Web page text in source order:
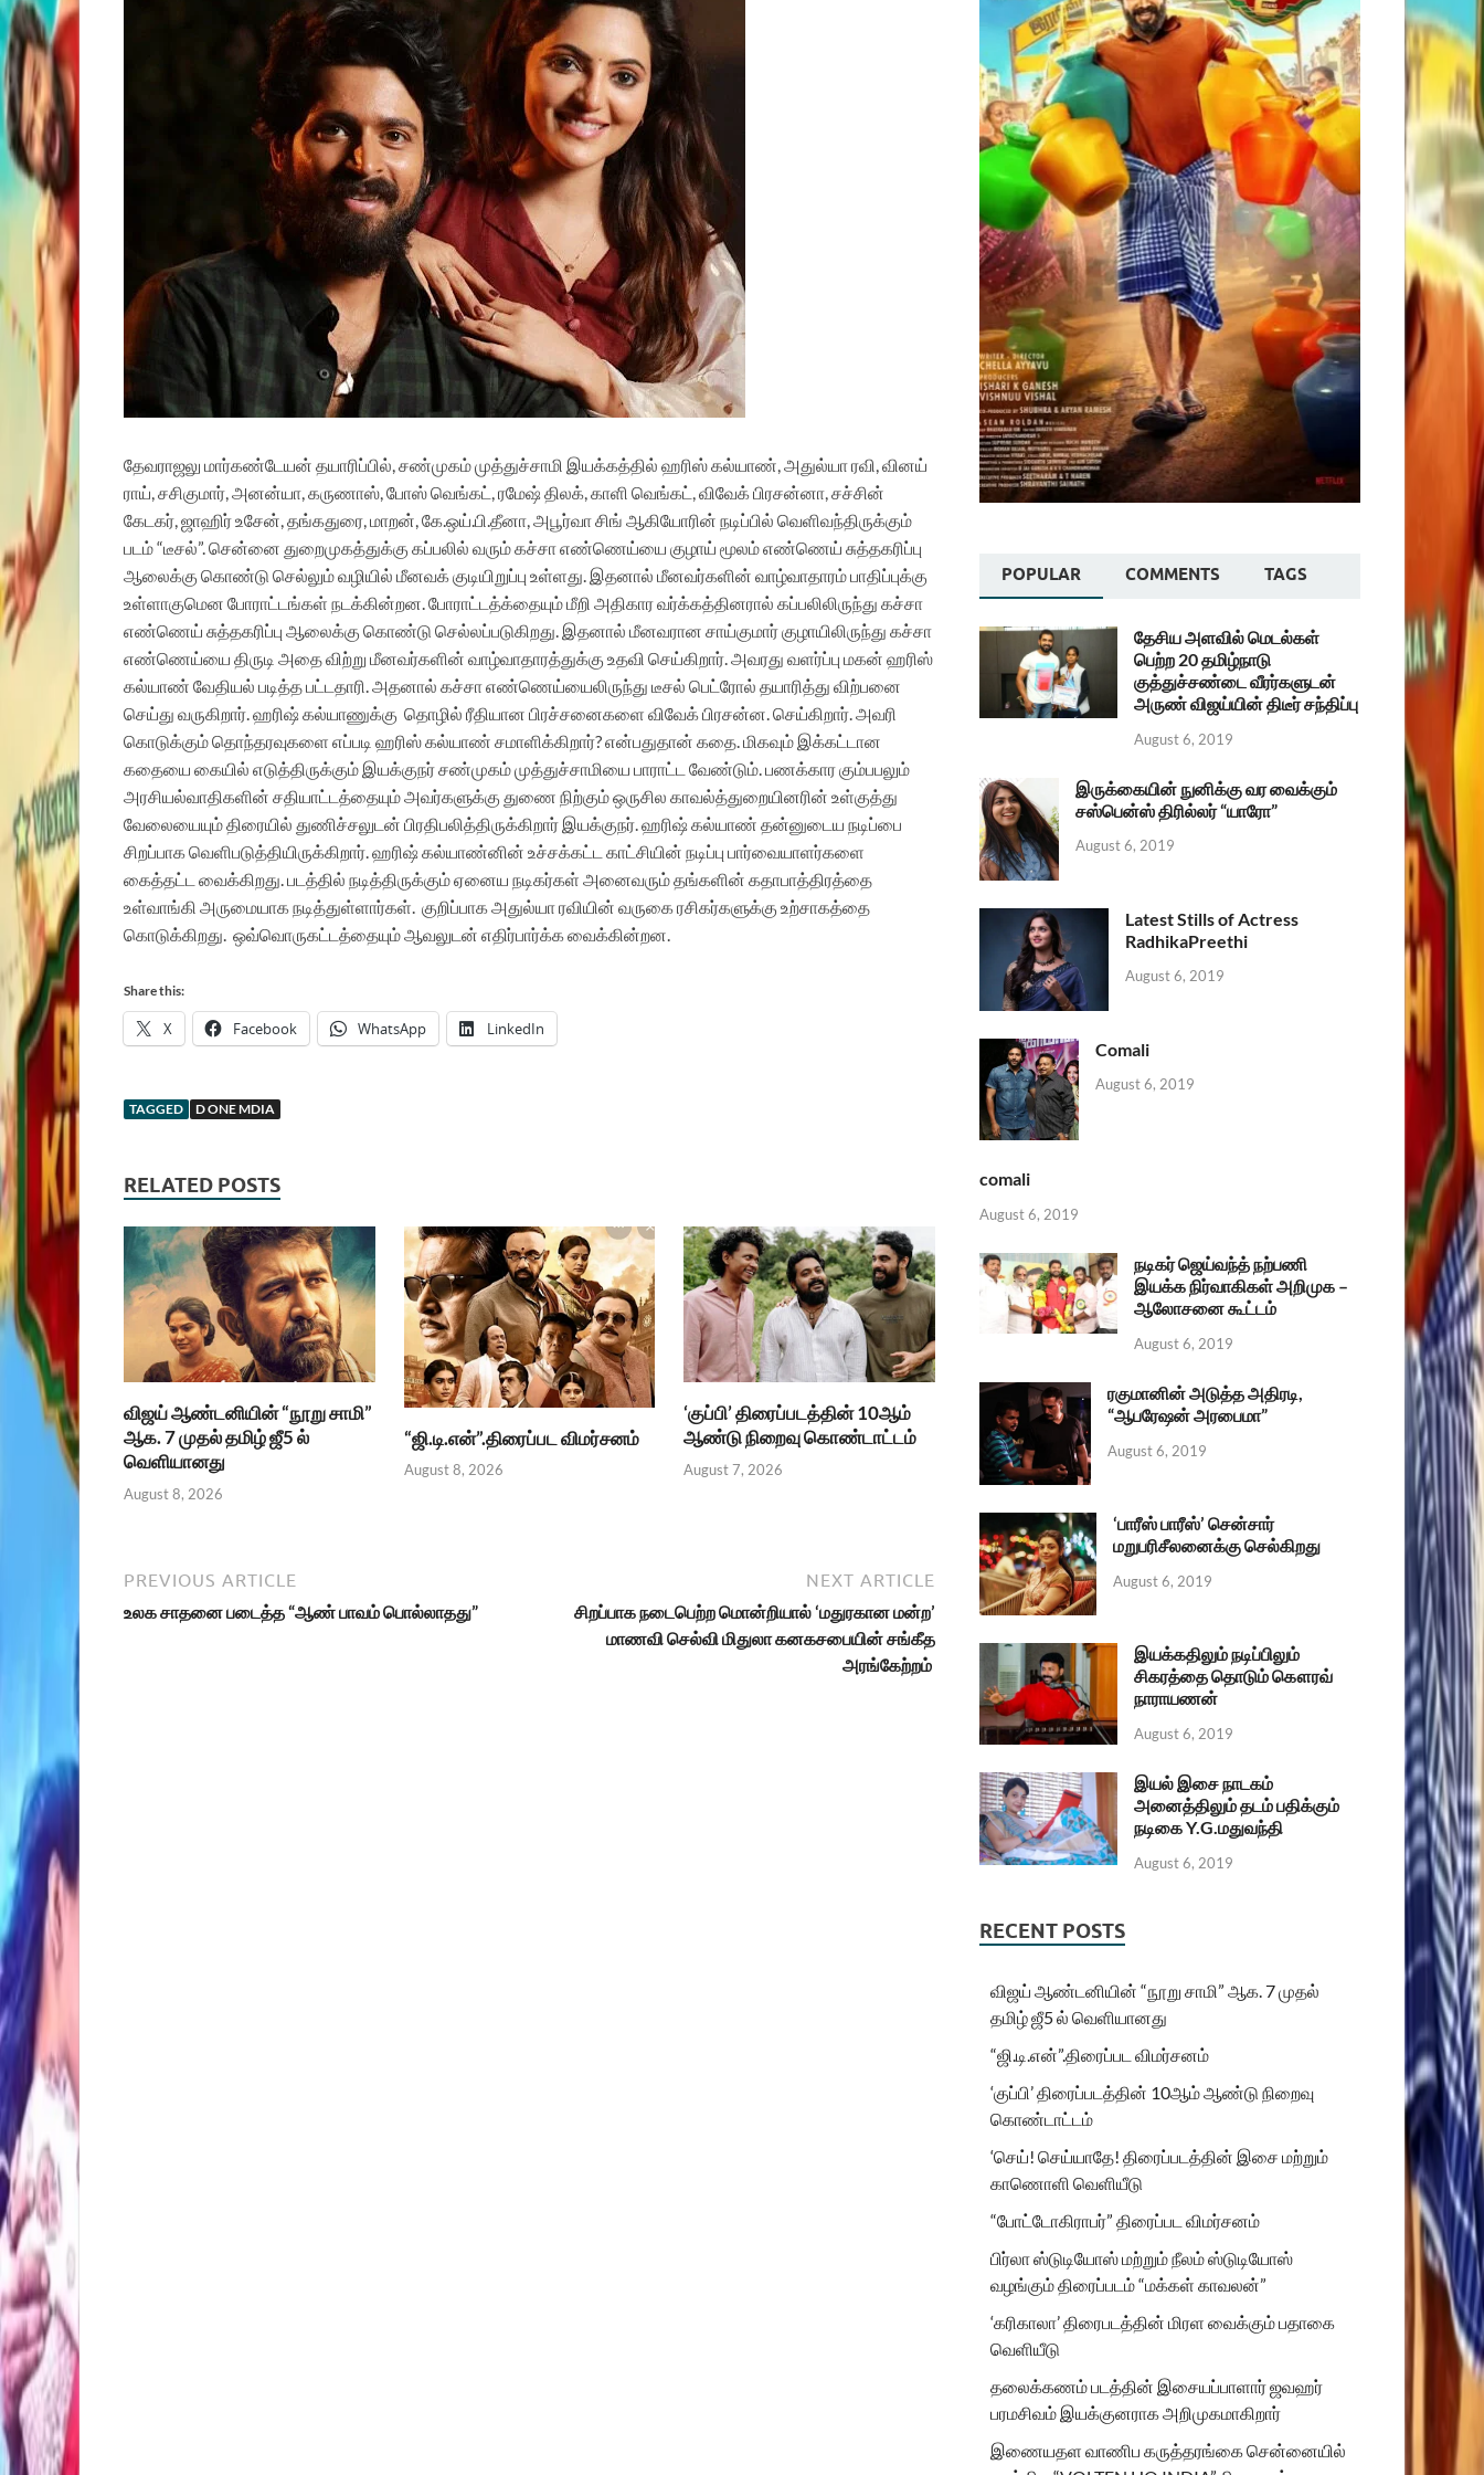
தேவராஜலு மார்கண்டேயன் தயாரிப்பில், சண்முகம் முத்துச்சாமி இயக்கத்தில் ஹரிஸ்கல்யாண், அதுல்யா ரவி, வினய்
ராய், சசிகுமார், அனன்யா, கருணாஸ், போஸ் வெங்கட், ரமேஷ் திலக், காளி வெங்கட், விவேக் பிரசன்னா, சச்சின்
கேடகர், ஜாஹிர் உசேன், தங்கதுரை, மாறன், கே.ஒய்.பி.தீனா, அபூர்வா சிங் ஆகியோரின் நடிப்பில் வெளிவந்திருக்கும்
படம் “டீசல்”. சென்னை துறைமுகத்துக்கு கப்பலில் வரும் கச்சா எண்ணெய்யை குழாய் மூலம் எண்ணெய் சுத்தகரிப்பு
ஆலைக்கு கொண்டு செல்லும் வழியில் மீனவக் குடியிறுப்பு உள்ளது. இதனால் மீனவர்களின் வாழ்வாதாரம் பாதிப்புக்கு
உள்ளாகுமென போராட்டங்கள் நடக்கின்றன. போராட்டத்க்தையும் மீறி அதிகார வர்க்கத்தினரால் கப்பலிலிருந்து கச்சா
எண்ணெய் சுத்தகரிப்பு ஆலைக்கு கொண்டு செல்லப்படுகிறது. இதனால் மீனவரான சாய்குமார் குழாயிலிருந்து கச்சா
எண்ணெய்யை திருடி அதை விற்று மீனவர்களின் வாழ்வாதாரத்துக்கு உதவி செய்கிறார். அவரது வளர்ப்பு மகன் ஹரிஸ்
கல்யாண் வேதியல் படித்த பட்டதாரி. அதனால் கச்சா எண்ணெய்யைலிருந்து டீசல் பெட்ரோல் தயாரித்து விற்பனை
செய்து வருகிறார். ஹரிஷ் கல்யாணுக்கு தொழில் ரீதியான பிரச்சனைகளை விவேக் பிரசன்ன. செய்கிறார். அவரி
கொடுக்கும் தொந்தரவுகளை எப்படி ஹரிஸ் கல்யாண் சமாளிக்கிறார்? என்பதுதான் கதை. மிகவும் இக்கட்டான
கதையை கையில் எடுத்திருக்கும் இயக்குநர் சண்முகம் முத்துச்சாமியை பாராட்ட வேண்டும். பணக்கார கும்பபலும்
அரசியல்வாதிகளின் சதியாட்டத்தையும் அவர்களுக்கு துணை நிற்கும் ஒருசில காவல்த்துறையினரின் உள்குத்து
வேலையையும் திரையில் துணிச்சலுடன் பிரதிபலித்திருக்கிறார் இயக்குநர். ஹரிஷ் கல்யாண் தன்னுடைய நடிப்பை
சிறப்பாக வெளிபடுத்தியிருக்கிறார். ஹரிஷ் கல்யாண்னின் உச்சக்கட்ட காட்சியின் நடிப்பு பார்வையாளர்களை
கைத்தட்ட வைக்கிறது. படத்தில் நடித்திருக்கும் ஏனைய நடிகர்கள் அனைவரும் தங்களின் கதாபாத்திரத்தை
உள்வாங்கி அருமையாக நடித்துள்ளார்கள். குறிப்பாக அதுல்யா ரவியின் வருகை ரசிகர்களுக்கு உற்சாகத்தை
கொடுக்கிறது. ஒவ்வொருகட்டத்தையும் ஆவலுடன் எதிர்பார்க்க வைக்கின்றன.
Share this:
X Facebook WhatsApp LinkedIn
TAGGED D ONE MDIA
RELATED POSTS
விஜய் ஆண்டனியின் “நூறு சாமி”
ஆக. 7 முதல் தமிழ் ஜீ5 ல்
வெளியானது
August 8, 2026
“ஜி.டி.என்”.திரைப்பட விமர்சனம்
August 8, 2026
‘குப்பி’ திரைப்படத்தின் 10ஆம்
ஆண்டு நிறைவு கொண்டாட்டம்
August 7, 2026
PREVIOUS ARTICLE
உலக சாதனை படைத்த “ஆண் பாவம் பொல்லாதது”
NEXT ARTICLE
சிறப்பாக நடைபெற்ற மொன்றியால் ‘மதுரகான மன்ற’
மாணவி செல்வி மிதுலா கனகசபையின் சங்கீத
அரங்கேற்றம்
POPULAR COMMENTS TAGS
தேசிய அளவில் மெடல்கள்
பெற்ற 20 தமிழ்நாடு
குத்துச்சண்டை வீரர்களுடன்
அருண் விஜய்யின் திடீர் சந்திப்பு
August 6, 2019
இருக்கையின் நுனிக்கு வர வைக்கும்
சஸ்பென்ஸ் திரில்லர் “யாரோ”
August 6, 2019
Latest Stills of Actress
RadhikaPreethi
August 6, 2019
Comali
August 6, 2019
comali
August 6, 2019
நடிகர் ஜெய்வந்த் நற்பணி
இயக்க நிர்வாகிகள் அறிமுக –
ஆலோசனை கூட்டம்
August 6, 2019
ரகுமானின் அடுத்த அதிரடி,
“ஆபரேஷன் அரபைமா”
August 6, 2019
‘பாரீஸ் பாரீஸ்’ சென்சார்
மறுபரிசீலனைக்கு செல்கிறது
August 6, 2019
இயக்கதிலும் நடிப்பிலும்
சிகரத்தை தொடும் கௌரவ்
நாராயணன்
August 6, 2019
இயல் இசை நாடகம்
அனைத்திலும் தடம் பதிக்கும்
நடிகை Y.G.மதுவந்தி
August 6, 2019
RECENT POSTS
விஜய் ஆண்டனியின் “நூறு சாமி” ஆக. 7 முதல்
தமிழ் ஜீ5 ல் வெளியானது
“ஜி.டி.என்”.திரைப்பட விமர்சனம்
‘குப்பி’ திரைப்படத்தின் 10ஆம் ஆண்டு நிறைவு
கொண்டாட்டம்
‘செய்! செய்யாதே! திரைப்படத்தின் இசை மற்றும்
காணொளி வெளியீடு
“போட்டோகிராபர்” திரைப்பட விமர்சனம்
பிர்லா ஸ்டுடியோஸ் மற்றும் நீலம் ஸ்டுடியோஸ்
வழங்கும் திரைப்படம் “மக்கள் காவலன்”
‘கரிகாலா’ திரைபடத்தின் மிரள வைக்கும் பதாகை
வெளியீடு
தலைக்கணம் படத்தின் இசையப்பாளார் ஜவஹர்
பரமசிவம் இயக்குனராக அறிமுகமாகிறார்
இணையதள வாணிப கருத்தரங்கை சென்னையில்